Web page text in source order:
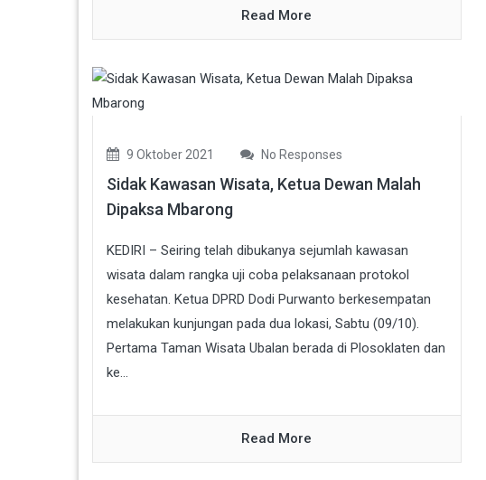
Read More
9 Oktober 2021 No Responses
Sidak Kawasan Wisata, Ketua Dewan Malah
Dipaksa Mbarong
KEDIRI – Seiring telah dibukanya sejumlah kawasan
wisata dalam rangka uji coba pelaksanaan protokol
kesehatan. Ketua DPRD Dodi Purwanto berkesempatan
melakukan kunjungan pada dua lokasi, Sabtu (09/10).
Pertama Taman Wisata Ubalan berada di Plosoklaten dan
ke...
Read More